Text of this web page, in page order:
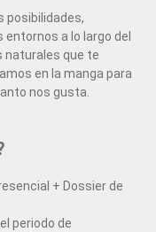
posibilidades,
a lo largo del
naturales que te
en la manga para
nos gusta.
+ Dossier de
periodo de